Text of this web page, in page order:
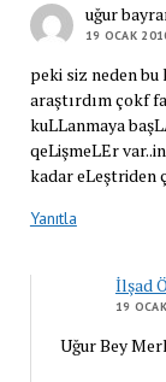
uğur
19 OCAK
peki siz neden
araştırdım çokf
kuLLanmaya
qeLişmeLEr
kadar eLeştriden
Yanıtla
İlşad
19
Uğur Bey